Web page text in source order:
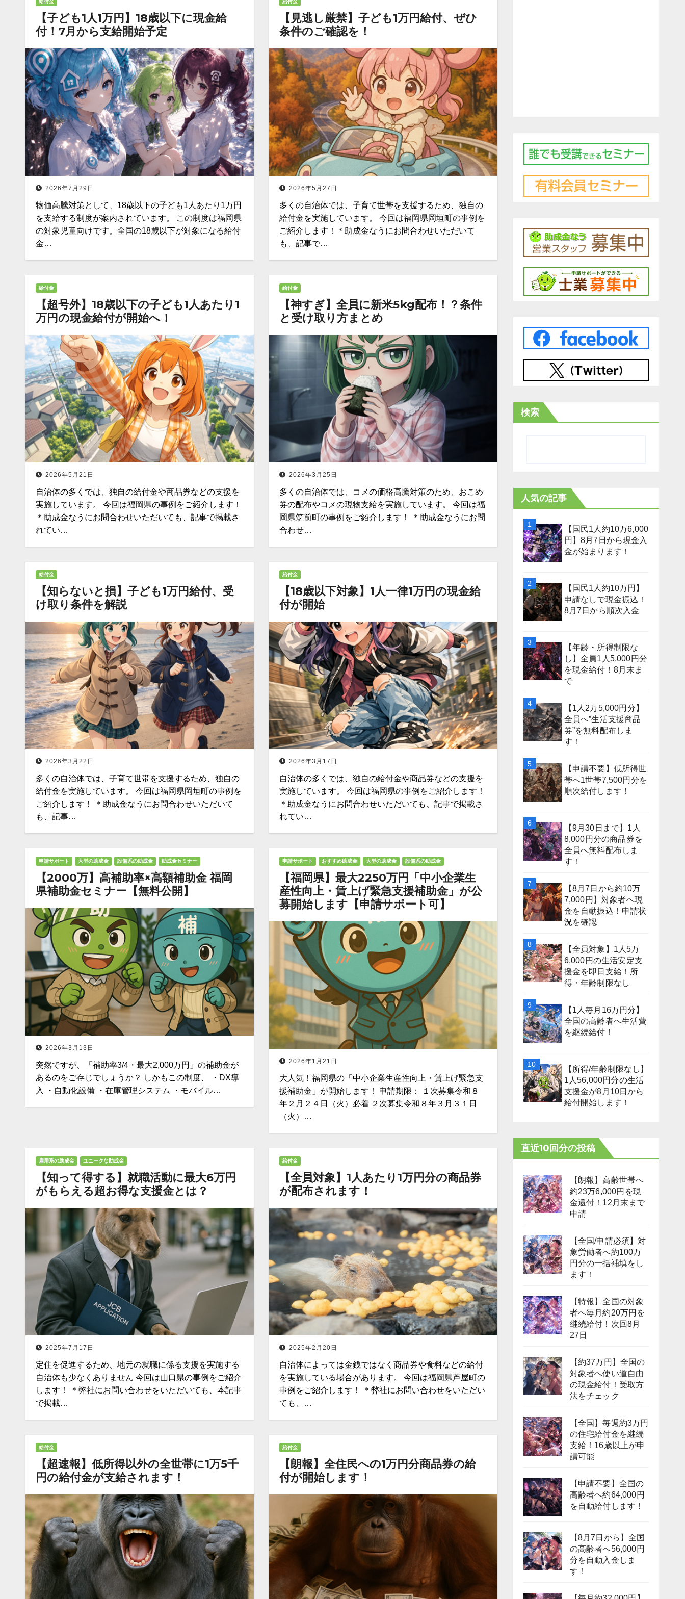
給付金
【子ども1人1万円】18歳以下に現金給
付！7月から支給開始予定
2026年7月29日
物価高騰対策として、18歳以下の子ども1人あたり1万円
を支給する制度が案内されています。 この制度は福岡県
の対象児童向けです。全国の18歳以下が対象になる給付
金…
給付金
【見逃し厳禁】子ども1万円給付、ぜひ
条件のご確認を！
2026年5月27日
多くの自治体では、子育て世帯を支援するため、独自の
給付金を実施しています。 今回は福岡県岡垣町の事例を
ご紹介します！＊助成金なうにお問合わせいただいて
も、記事で…
給付金
【超号外】18歳以下の子ども1人あたり1
万円の現金給付が開始へ！
2026年5月21日
自治体の多くでは、独自の給付金や商品券などの支援を
実施しています。 今回は福岡県の事例をご紹介します！
＊助成金なうにお問合わせいただいても、記事で掲載さ
れてい…
給付金
【神すぎ】全員に新米5kg配布！？条件
と受け取り方まとめ
2026年3月25日
多くの自治体では、コメの価格高騰対策のため、おこめ
券の配布やコメの現物支給を実施しています。 今回は福
岡県筑前町の事例をご紹介します！ ＊助成金なうにお問
合わせ…
給付金
【知らないと損】子ども1万円給付、受
け取り条件を解説
2026年3月22日
多くの自治体では、子育て世帯を支援するため、独自の
給付金を実施しています。 今回は福岡県岡垣町の事例を
ご紹介します！ ＊助成金なうにお問合わせいただいて
も、記事…
給付金
【18歳以下対象】1人一律1万円の現金給
付が開始
2026年3月17日
自治体の多くでは、独自の給付金や商品券などの支援を
実施しています。 今回は福岡県の事例をご紹介します！
＊助成金なうにお問合わせいただいても、記事で掲載さ
れてい…
申請サポート 大型の助成金 設備系の助成金 助成金セミナー
【2000万】高補助率×高額補助金 福岡
県補助金セミナー【無料公開】
2026年3月13日
突然ですが、「補助率3/4・最大2,000万円」の補助金が
あるのをご存じでしょうか？ しかもこの制度、 ・DX導
入 ・自動化設備 ・在庫管理システム ・モバイル…
申請サポート おすすめ助成金 大型の助成金 設備系の助成金
【福岡県】最大2250万円「中小企業生
産性向上・賃上げ緊急支援補助金」が公
募開始します【申請サポート可】
2026年1月21日
大人気！福岡県の「中小企業生産性向上・賃上げ緊急支
援補助金」が開始します！ 申請期限： ​１次募集令和８
年２月２４日（火）必着 ２次募集令和８年３月３１日
（火）…
雇用系の助成金 ユニークな助成金
【知って得する】就職活動に最大6万円
がもらえる超お得な支援金とは？
2025年7月17日
定住を促進するため、地元の就職に係る支援を実施する
自治体も少なくありません 今回は山口県の事例をご紹介
します！ ＊弊社にお問い合わせをいただいても、本記事
で掲載…
給付金
【全員対象】1人あたり1万円分の商品券
が配布されます！
2025年2月20日
自治体によっては金銭ではなく商品券や食料などの給付
を実施している場合があります。 今回は福岡県芦屋町の
事例をご紹介します！ ＊弊社にお問い合わせをいただい
ても、…
給付金
【超速報】低所得以外の全世帯に1万5千
円の給付金が支給されます！
給付金
【朗報】全住民への1万円分商品券の給
付が開始します！
検索
人気の記事
【国民1人約10万6,000
円】8月7日から現金入
金が始まります！
【国民1人約10万円】
申請なしで現金振込！
8月7日から順次入金
【年齢・所得制限な
し】全員1人5,000円分
を現金給付！8月末ま
で
【1人2万5,000円分】
全員へ”生活支援商品
券”を無料配布しま
す！
【申請不要】低所得世
帯へ1世帯7,500円分を
順次給付します！
【9月30日まで】1人
8,000円分の商品券を
全員へ無料配布しま
す！
【8月7日から約10万
7,000円】対象者へ現
金を自動振込！申請状
況を確認
【全員対象】1人5万
6,000円の生活安定支
援金を即日支給！所
得・年齢制限なし
【1人毎月16万円分】
全国の高齢者へ生活費
を継続給付！
【所得/年齢制限なし】
1人56,000円分の生活
支援金が8月10日から
給付開始します！
直近10回分の投稿
【朗報】高齢世帯へ
約23万6,000円を現
金還付！12月末まで
申請
【全国/申請必須】対
象労働者へ約100万
円分の一括補填をし
ます！
【特報】全国の対象
者へ毎月約20万円を
継続給付！次回8月
27日
【約37万円】全国の
対象者へ使い道自由
の現金給付！受取方
法をチェック
【全国】毎週約3万円
の住宅給付金を継続
支給！16歳以上が申
請可能
【申請不要】全国の
高齢者へ約64,000円
を自動給付します！
【8月7日から】全国
の高齢者へ56,000円
分を自動入金しま
す！